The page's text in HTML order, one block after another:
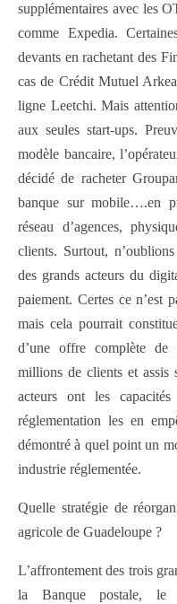
supplémentaires avec les
comme Expedia.
devants en rachetant des
cas de Crédit Mutuel
ligne Leetchi. Mais
aux seules start-ups.
modèle bancaire,
décidé de racheter
banque sur mobile….en
réseau d’agences,
clients. Surtout,
des grands acteurs du
paiement. Certes ce n’est
mais cela pourrait
d’une offre complète de
millions de clients et assis
acteurs ont les
réglementation les en
démontré à quel point un
industrie réglementée.
Quelle stratégie de
agricole de Guadeloupe ?
L’affrontement des trois
la Banque postale, le